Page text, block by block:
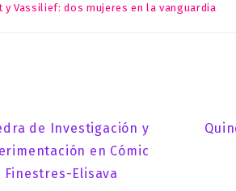
y Vassilief: dos mujeres en la vanguardia
de Investigación y
en Cómic
Finestres-Elisava